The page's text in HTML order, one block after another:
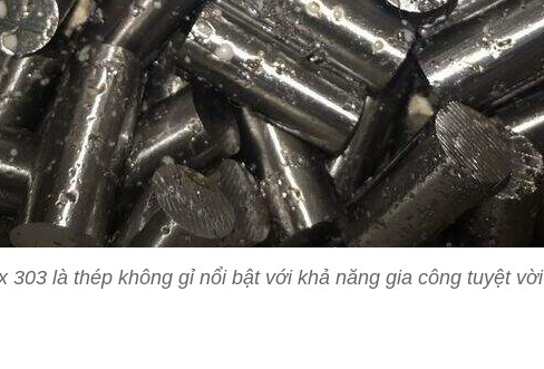
303 là thép không gỉ nổi bật với khả năng gia công tuyệt vời